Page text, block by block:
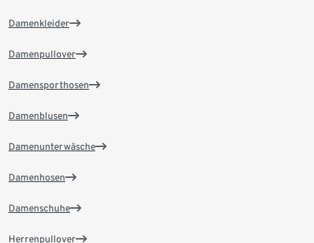
Damenkleider
Damenpullover
Damensporthosen
Damenblusen
Damenunterwäsche
Damenhosen
Damenschuhe
Herrenpullover